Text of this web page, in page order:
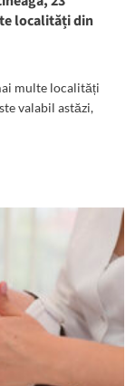
localități din
multe localități
valabil astăzi,